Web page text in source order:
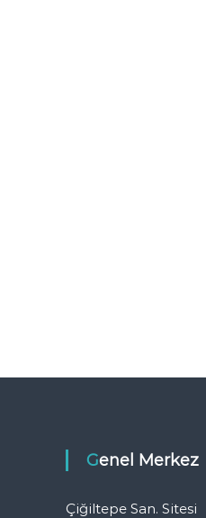
Genel Merkez
Çiğiltepe San. Sitesi